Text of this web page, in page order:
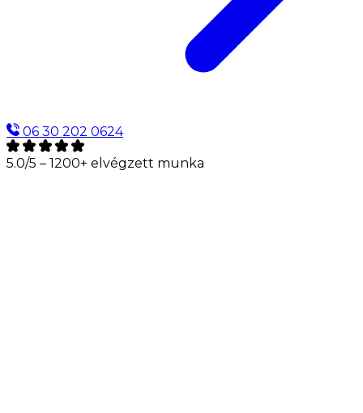
06 30 202 0624
5.0/5 – 1200+ elvégzett munka